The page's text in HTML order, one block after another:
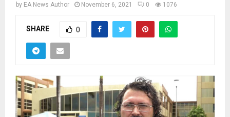
by EA News Author November 6, 2021 0 1076
SHARE 0